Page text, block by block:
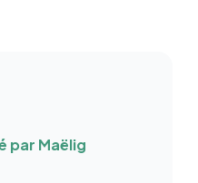
par Maëlig